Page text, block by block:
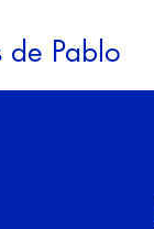
de Pablo